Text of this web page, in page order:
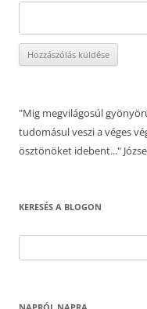
"Mig megvilágosúl
tudomásul veszi a véges
ösztönöket idebent..."
KERESÉS A BLOGON